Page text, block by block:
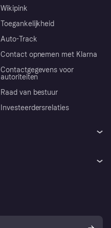
Wikipink
Toegankelijkheid
Auto-Track
Contact opnemen met Klarna
Contactgegevens voor
autoriteiten
Raad van bestuur
Investeerdersrelaties